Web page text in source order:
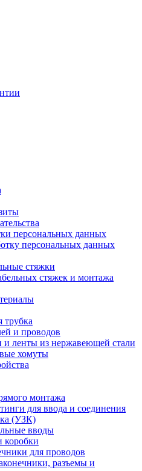
персональных данных
персональных данных
стяжки
стяжек и монтажа
трубка
и проводов
и ленты из нержавеющей стали
хомуты
монтажа
для ввода и соединения
(УЗК)
вводы
коробки
для проводов
разъемы и